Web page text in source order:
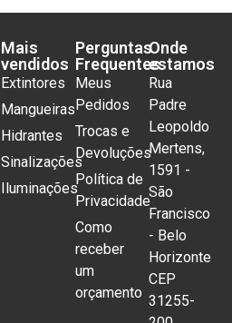
Mais
vendidos
Extintores
Mangueiras
Hidrantes
Sinalizações
Iluminações
Perguntas
Frequentes
Meus
Pedidos
Trocas e
Devoluções
Política de
Privacidade
Como
receber
um
orçamento
Onde
estamos
Rua
Padre
Leopoldo
Mertens,
1591 -
São
Francisco
- Belo
Horizonte
CEP
31255-